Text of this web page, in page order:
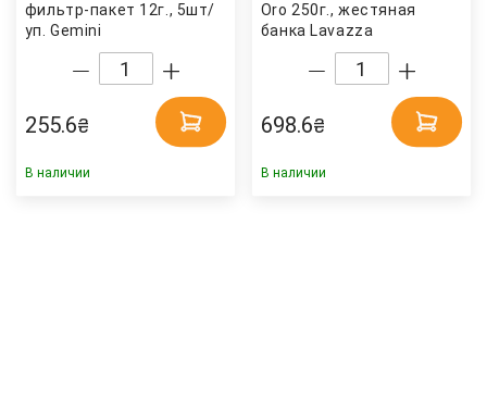
фильтр-пакет 12г., 5шт/
уп. Gemini
255.6₴
В наличии
Oro 250г., жестяная
банка Lavazza
698.6₴
В наличии